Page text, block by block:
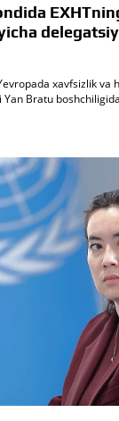
xavfsizlik va
Yan Bratu